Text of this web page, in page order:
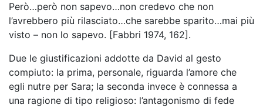
Però…però non sapevo…non credevo che non
l’avrebbero più rilasciato…che sarebbe sparito…mai più
visto – non lo sapevo. [Fabbri 1974, 162].
Due le giustificazioni addotte da David al gesto
compiuto: la prima, personale, riguarda l’amore che
egli nutre per Sara; la seconda invece è connessa a
una ragione di tipo religioso: l’antagonismo di fede